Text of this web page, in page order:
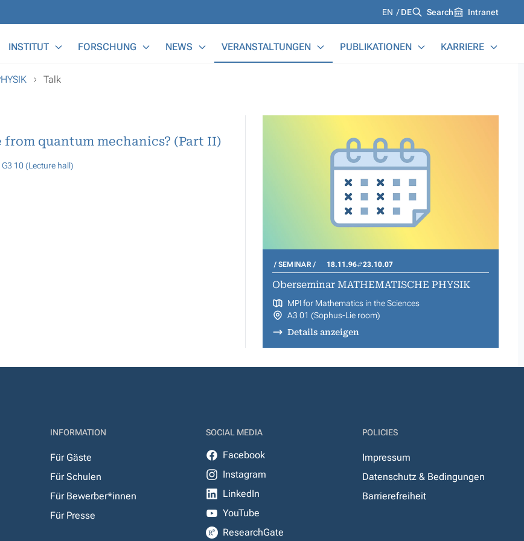
Languages
EN DE Search Intranet
INSTITUT FORSCHUNG NEWS VERANSTALTUNGEN PUBLIKATIONEN KARRIERE
Talk
quantum mechanics? (Part II)
G3 10 (Lecture hall)
SEMINAR 18.11.96 23.10.07
Oberseminar MATHEMATISCHE PHYSIK
MPI for Mathematics in the Sciences
A3 01 (Sophus-Lie room)
Details anzeigen
INFORMATION
Für Gäste
Für Schulen
Für Bewerber*innen
Für Presse
SOCIAL MEDIA
Facebook
Instagram
LinkedIn
YouTube
ResearchGate
POLICIES
Impressum
Datenschutz & Bedingungen
Barrierefreiheit